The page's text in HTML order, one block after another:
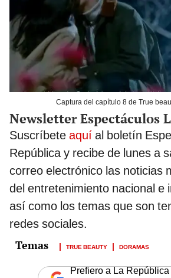
Captura del capítulo 8 de True
Newsletter Espectáculos
Suscríbete aquí al boletín
República y recibe de lunes a
correo electrónico las noticias
del entretenimiento nacional e
así como los temas que son
redes sociales.
TRUE BEAUTY DORAMAS
Prefiero a La